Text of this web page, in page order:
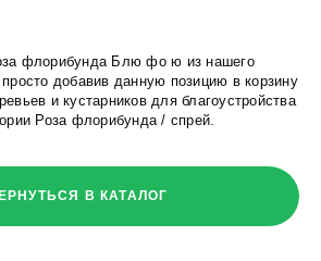
флорибунда Блю фо ю из нашего
добавив данную позицию в корзину
и кустарников для благоустройства
Роза флорибунда / спрей.
В КАТАЛОГ